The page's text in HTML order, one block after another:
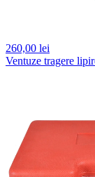
260,00 lei
Ventuze tragere